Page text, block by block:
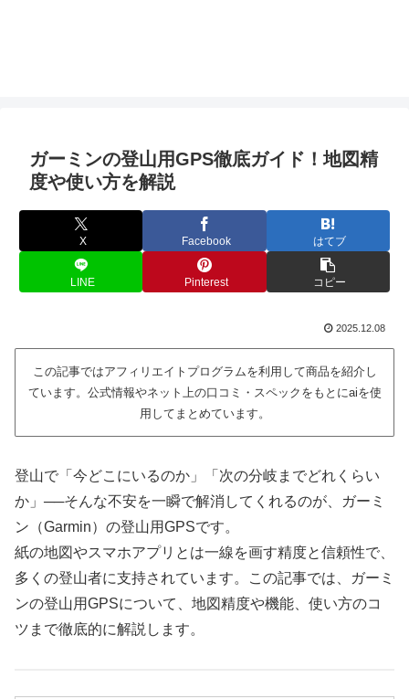
ガーミンの登山用GPS徹底ガイド！地図精
度や使い方を解説
X Facebook はてブ
LINE Pinterest コピー
2025.12.08
この記事ではアフィリエイトプログラムを利用して商品を紹介し
ています。公式情報やネット上の口コミ・スペックをもとにaiを使
用してまとめています。
登山で「今どこにいるのか」「次の分岐までどれくらい
か」──そんな不安を一瞬で解消してくれるのが、ガーミ
ン（Garmin）の登山用GPSです。
紙の地図やスマホアプリとは一線を画す精度と信頼性で、
多くの登山者に支持されています。この記事では、ガーミ
ンの登山用GPSについて、地図精度や機能、使い方のコ
ツまで徹底的に解説します。